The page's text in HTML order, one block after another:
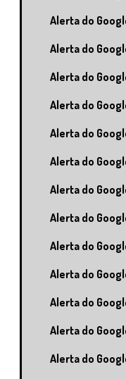
Alerta do
Alerta do
Alerta do
Alerta do
Alerta do
Alerta do
Alerta do
Alerta do
Alerta do
Alerta do
Alerta do
Alerta do
Alerta do